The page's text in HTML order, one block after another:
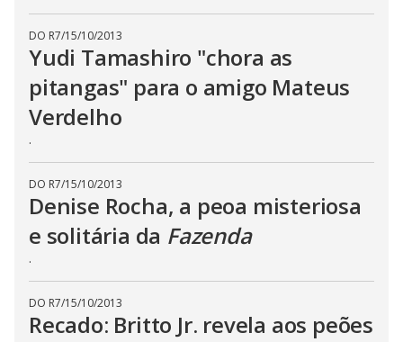
DO R7/15/10/2013
Yudi Tamashiro "chora as
pitangas" para o amigo Mateus
Verdelho
.
DO R7/15/10/2013
Denise Rocha, a peoa misteriosa
e solitária da Fazenda
.
DO R7/15/10/2013
Recado: Britto Jr. revela aos peões